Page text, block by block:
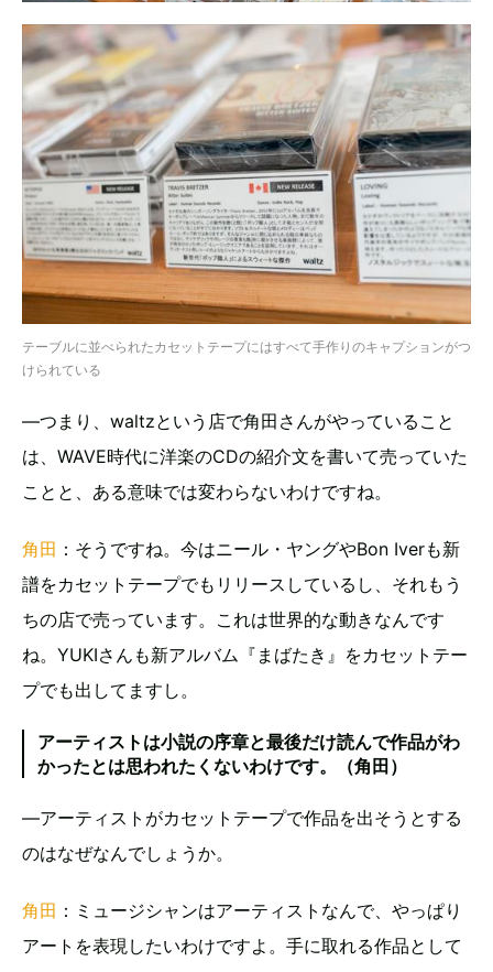
テーブルに並べられたカセットテープにはすべて手作りのキャプションがつ
けられている
―つまり、waltzという店で角田さんがやっていること
は、WAVE時代に洋楽のCDの紹介文を書いて売っていた
ことと、ある意味では変わらないわけですね。
角田 ：そうですね。今はニール・ヤングやBon Iverも新
譜をカセットテープでもリリースしているし、それもう
ちの店で売っています。これは世界的な動きなんです
ね。YUKIさんも新アルバム『まばたき』をカセットテー
プでも出してますし。
アーティストは小説の序章と最後だけ読んで作品がわ
かったとは思われたくないわけです。（角田）
―アーティストがカセットテープで作品を出そうとする
のはなぜなんでしょうか。
角田 ：ミュージシャンはアーティストなんで、やっぱり
アートを表現したいわけですよ。手に取れる作品として